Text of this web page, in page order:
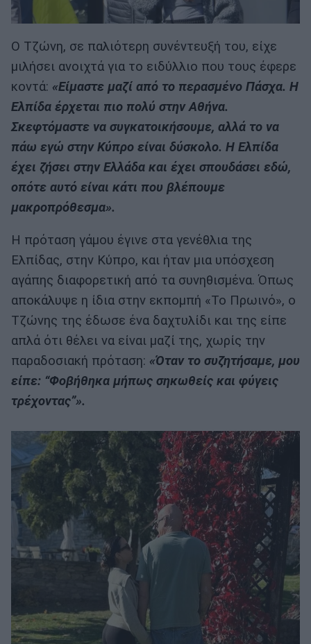
Ο Τζώνη, σε παλιότερη συνέντευξή του, είχε
μιλήσει ανοιχτά για το ειδύλλιο που τους έφερε
κοντά: «Είμαστε μαζί από το περασμένο Πάσχα. Η
Ελπίδα έρχεται πιο πολύ στην Αθήνα.
Σκεφτόμαστε να συγκατοικήσουμε, αλλά το να
πάω εγώ στην Κύπρο είναι δύσκολο. Η Ελπίδα
έχει ζήσει στην Ελλάδα και έχει σπουδάσει εδώ,
οπότε αυτό είναι κάτι που βλέπουμε
μακροπρόθεσμα».
Η πρόταση γάμου έγινε στα γενέθλια της
Ελπίδας, στην Κύπρο, και ήταν μια υπόσχεση
αγάπης διαφορετική από τα συνηθισμένα. Όπως
αποκάλυψε η ίδια στην εκπομπή «Το Πρωινό», ο
Τζώνης της έδωσε ένα δαχτυλίδι και της είπε
απλά ότι θέλει να είναι μαζί της, χωρίς την
παραδοσιακή πρόταση: «Όταν το συζητήσαμε, μου
είπε: “Φοβήθηκα μήπως σηκωθείς και φύγεις
τρέχοντας”».